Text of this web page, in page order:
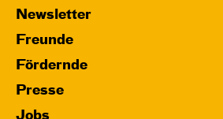
Newsletter
Freunde
Fördernde
Presse
Jobs